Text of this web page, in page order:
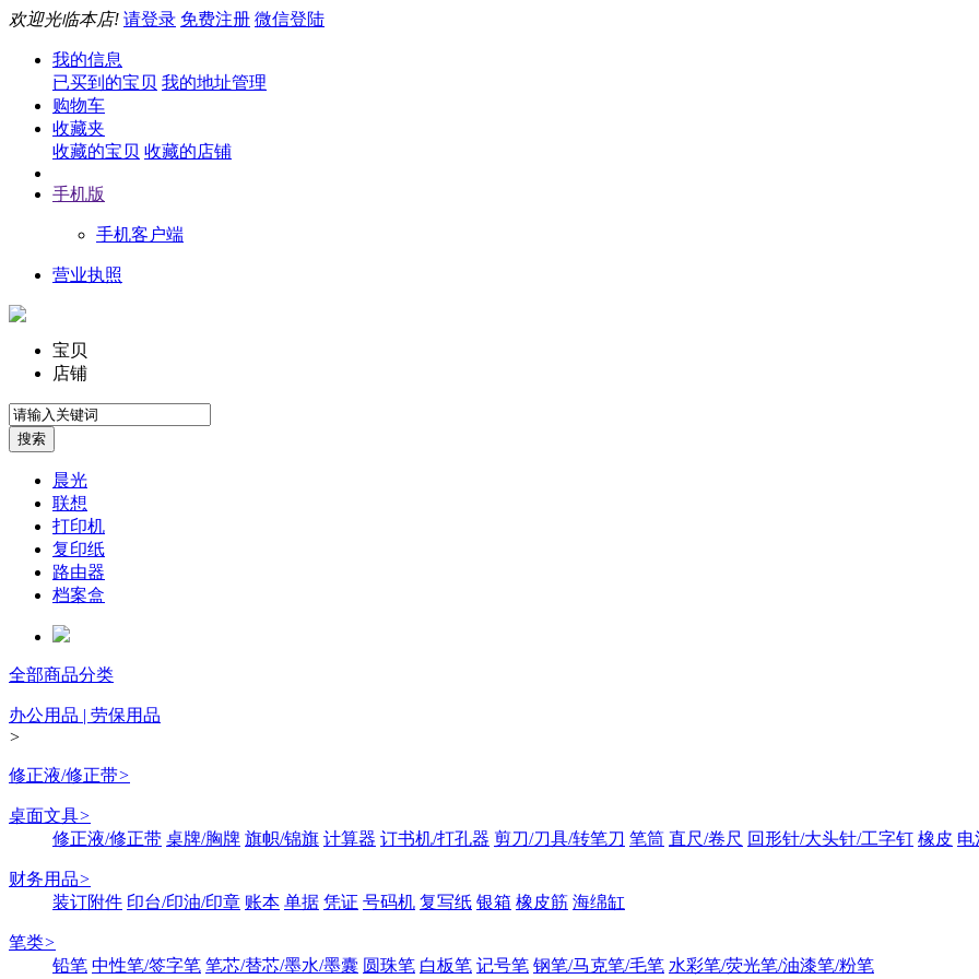
欢迎光临本店! 请登录 免费注册 微信登陆
我的信息
已买到的宝贝 我的地址管理
购物车
收藏夹
收藏的宝贝 收藏的店铺
手机版
手机客户端
营业执照
宝贝
店铺
晨光
联想
打印机
复印纸
路由器
档案盒
全部商品分类
办公用品 | 劳保用品
>
修正液/修正带>
桌面文具>
修正液/修正带 桌牌/胸牌 旗帜/锦旗 计算器 订书机/打孔器 剪刀/刀具/转笔刀 笔筒 直尺/卷尺 回形针/大头针/工字钉 橡皮 电
财务用品>
装订附件 印台/印油/印章 账本 单据 凭证 号码机 复写纸 银箱 橡皮筋 海绵缸
笔类>
铅笔 中性笔/签字笔 笔芯/替芯/墨水/墨囊 圆珠笔 白板笔 记号笔 钢笔/马克笔/毛笔 水彩笔/荧光笔/油漆笔/粉笔